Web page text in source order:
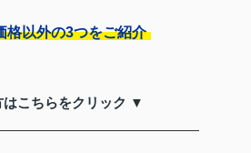
格以外の3つをご紹介
こちらをクリック ▼